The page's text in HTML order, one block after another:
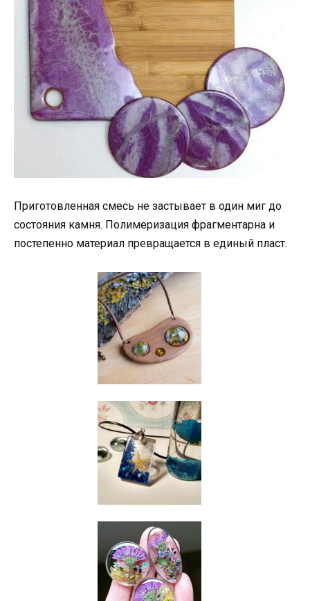
Приготовленная смесь не застывает в один миг до
состояния камня. Полимеризация фрагментарна и
постепенно материал превращается в единый пласт.